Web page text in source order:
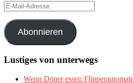
E-
Mail-
Adresse
Abonnieren
Lustiges von unterwegs
Wenn Döner essen